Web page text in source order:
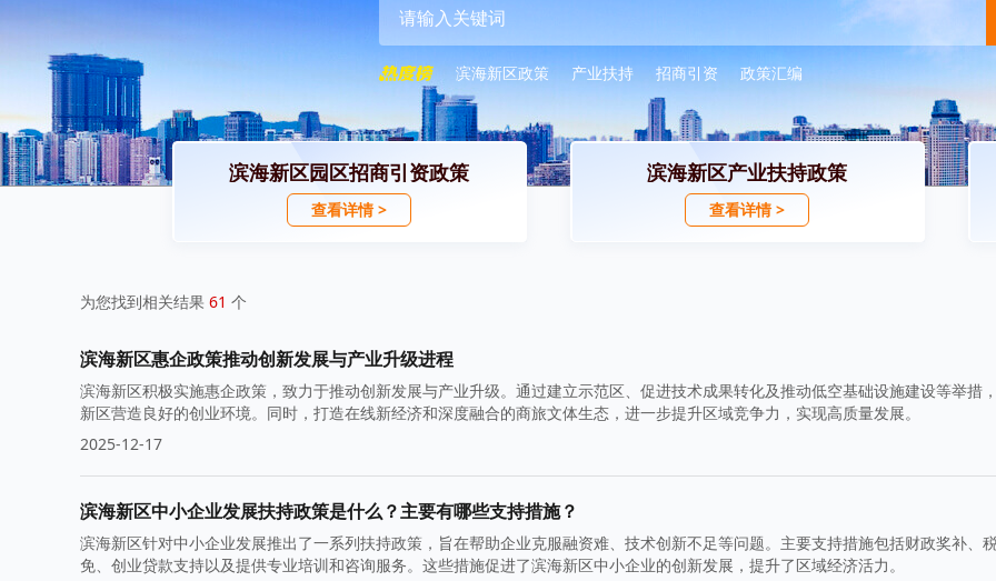
滨海新区政策 产业扶持 招商引资 政策汇编
滨海新区园区招商引资政策
查看详情 >
滨海新区产业扶持政策
查看详情 >
为您找到相关结果 61 个
滨海新区惠企政策推动创新发展与产业升级进程
滨海新区积极实施惠企政策，致力于推动创新发展与产业升级。通过建立示范区、促进技术成果转化及推动低空基础设施建设等举措
新区营造良好的创业环境。同时，打造在线新经济和深度融合的商旅文体生态，进一步提升区域竞争力，实现高质量发展。
2025-12-17
滨海新区中小企业发展扶持政策是什么？主要有哪些支持措施？
滨海新区针对中小企业发展推出了一系列扶持政策，旨在帮助企业克服融资难、技术创新不足等问题。主要支持措施包括财政奖补、
免、创业贷款支持以及提供专业培训和咨询服务。这些措施促进了滨海新区中小企业的创新发展，提升了区域经济活力。